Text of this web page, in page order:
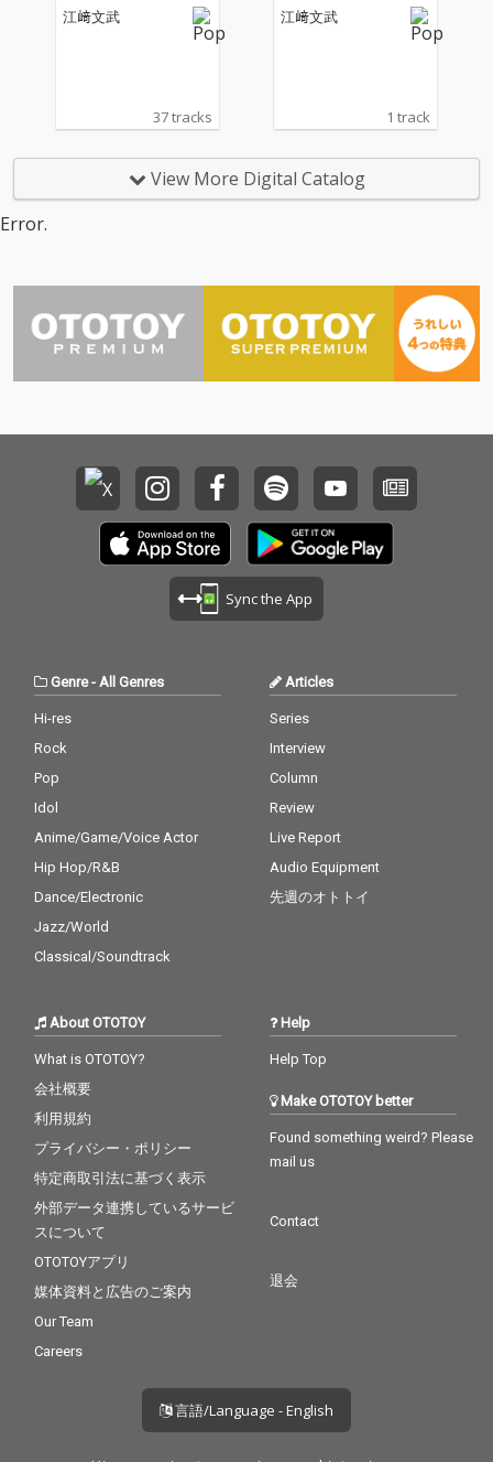
江﨑文武
37 tracks
江﨑文武
1 track
View More Digital Catalog
Error.
Sync the App
Genre- All Genres
Hi-res
Rock
Pop
Idol
Anime/Game/Voice Actor
Hip Hop/R&B
Dance/Electronic
Jazz/World
Classical/Soundtrack
Articles
Series
Interview
Column
Review
Live Report
Audio Equipment
先週のオトトイ
About OTOTOY
What is OTOTOY?
会社概要
利用規約
プライバシー・ポリシー
特定商取引法に基づく表示
外部データ連携しているサービ
スについて
OTOTOYアプリ
媒体資料と広告のご案内
Our Team
Careers
Help
Help Top
Make OTOTOY better
Found something weird? Please
mail us
Contact
退会
言語/Language - English